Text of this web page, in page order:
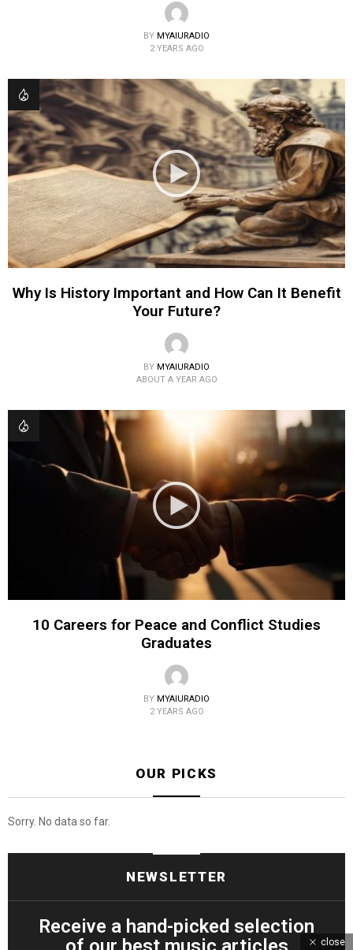
BY MYAIURADIO
2 YEARS AGO
Why Is History Important and How Can It Benefit
Your Future?
BY MYAIURADIO
ABOUT A YEAR AGO
10 Careers for Peace and Conflict Studies
Graduates
BY MYAIURADIO
2 YEARS AGO
OUR PICKS
Sorry. No data so far.
NEWSLETTER
Receive a hand-picked selection
close